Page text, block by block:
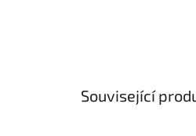
Související